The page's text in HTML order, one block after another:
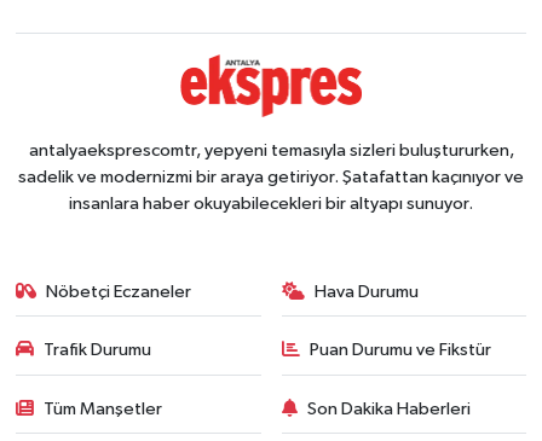
antalyaeksprescomtr, yepyeni temasıyla sizleri buluştururken,
sadelik ve modernizmi bir araya getiriyor. Şatafattan kaçınıyor ve
insanlara haber okuyabilecekleri bir altyapı sunuyor.
Nöbetçi Eczaneler Hava Durumu
Trafik Durumu Puan Durumu ve Fikstür
Tüm Manşetler Son Dakika Haberleri